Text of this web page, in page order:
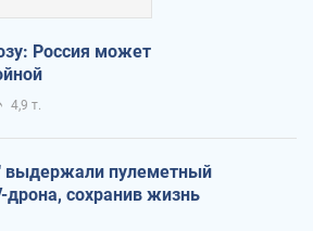
Россия может
4,9 т.
выдержали пулеметный
дрона, сохранив жизнь